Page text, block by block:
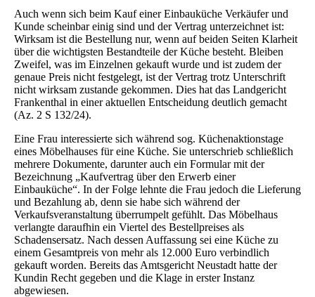
Auch wenn sich beim Kauf einer Einbauküche Verkäufer und
Kunde scheinbar einig sind und der Vertrag unterzeichnet ist:
Wirksam ist die Bestellung nur, wenn auf beiden Seiten Klarheit
über die wichtigsten Bestandteile der Küche besteht. Bleiben
Zweifel, was im Einzelnen gekauft wurde und ist zudem der
genaue Preis nicht festgelegt, ist der Vertrag trotz Unterschrift
nicht wirksam zustande gekommen. Dies hat das Landgericht
Frankenthal in einer aktuellen Entscheidung deutlich gemacht
(Az. 2 S 132/24).
Eine Frau interessierte sich während sog. Küchenaktionstage
eines Möbelhauses für eine Küche. Sie unterschrieb schließlich
mehrere Dokumente, darunter auch ein Formular mit der
Bezeichnung „Kaufvertrag über den Erwerb einer
Einbauküche“. In der Folge lehnte die Frau jedoch die Lieferung
und Bezahlung ab, denn sie habe sich während der
Verkaufsveranstaltung überrumpelt gefühlt. Das Möbelhaus
verlangte daraufhin ein Viertel des Bestellpreises als
Schadensersatz. Nach dessen Auffassung sei eine Küche zu
einem Gesamtpreis von mehr als 12.000 Euro verbindlich
gekauft worden. Bereits das Amtsgericht Neustadt hatte der
Kundin Recht gegeben und die Klage in erster Instanz
abgewiesen.